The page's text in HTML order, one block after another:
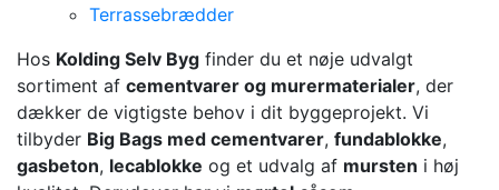
Terrassebrædder
Hos Kolding Selv Byg finder du et nøje udvalgt
sortiment af cementvarer og murermaterialer, der
dækker de vigtigste behov i dit byggeprojekt. Vi
tilbyder Big Bags med cementvarer, fundablokke,
gasbeton, lecablokke og et udvalg af mursten i høj